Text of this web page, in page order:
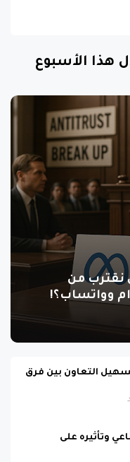
هذا الأسبوع
نقترب من
وواتساب؟!
التعاون بين فرق
وتأثيره على